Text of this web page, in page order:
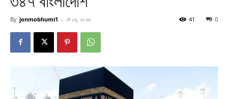
By jonmobhumi1 - মে ১৬, ২০২৬ 0
41